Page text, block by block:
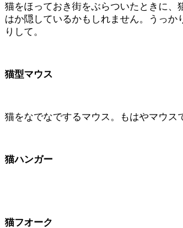
猫をほっておき街をぶらついたときに、
はか隠しているかもしれません。うっか
りして。
猫型マウス
猫をなでなでするマウス。もはやマウス
猫ハンガー
猫フオーク